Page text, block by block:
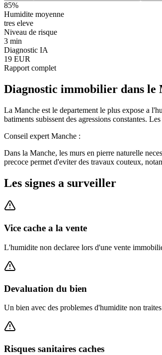
85%
Humidite moyenne
tres eleve
Niveau de risque
3 min
Diagnostic IA
19 EUR
Rapport complet
Diagnostic immobilier dans le
La Manche est le departement le plus expose a
batiments subissent des agressions constantes.
Conseil expert Manche :
Dans la Manche, les murs en pierre naturelle
precoce permet d'eviter des travaux couteux,
Les signes a surveiller
Vice cache a la vente
L'humidite non declaree lors d'une vente
Devaluation du bien
Un bien avec des problemes d'humidite non
Risques sanitaires caches